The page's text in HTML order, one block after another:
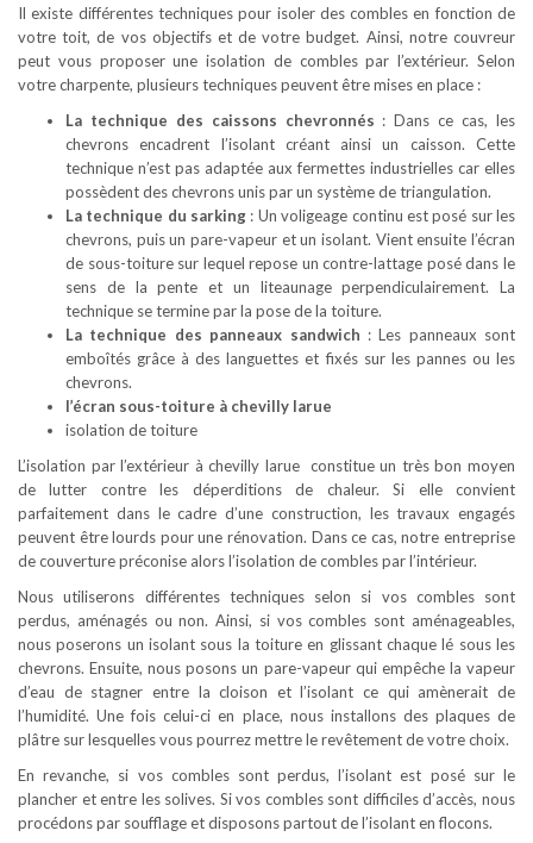
Il existe différentes techniques pour isoler des combles en fonction de
votre toit, de vos objectifs et de votre budget. Ainsi, notre couvreur
peut vous proposer une isolation de combles par l’extérieur. Selon
votre charpente, plusieurs techniques peuvent être mises en place :
La technique des caissons chevronnés : Dans ce cas, les
chevrons encadrent l’isolant créant ainsi un caisson. Cette
technique n’est pas adaptée aux fermettes industrielles car elles
possèdent des chevrons unis par un système de triangulation.
La technique du sarking : Un voligeage continu est posé sur les
chevrons, puis un pare-vapeur et un isolant. Vient ensuite l’écran
de sous-toiture sur lequel repose un contre-lattage posé dans le
sens de la pente et un liteaunage perpendiculairement. La
technique se termine par la pose de la toiture.
La technique des panneaux sandwich : Les panneaux sont
emboîtés grâce à des languettes et fixés sur les pannes ou les
chevrons.
l’écran sous-toiture à chevilly larue
isolation de toiture
L’isolation par l’extérieur à chevilly larue constitue un très bon moyen
de lutter contre les déperditions de chaleur. Si elle convient
parfaitement dans le cadre d’une construction, les travaux engagés
peuvent être lourds pour une rénovation. Dans ce cas, notre entreprise
de couverture préconise alors l’isolation de combles par l’intérieur.
Nous utiliserons différentes techniques selon si vos combles sont
perdus, aménagés ou non. Ainsi, si vos combles sont aménageables,
nous poserons un isolant sous la toiture en glissant chaque lé sous les
chevrons. Ensuite, nous posons un pare-vapeur qui empêche la vapeur
d’eau de stagner entre la cloison et l’isolant ce qui amènerait de
l’humidité. Une fois celui-ci en place, nous installons des plaques de
plâtre sur lesquelles vous pourrez mettre le revêtement de votre choix.
En revanche, si vos combles sont perdus, l’isolant est posé sur le
plancher et entre les solives. Si vos combles sont difficiles d’accès, nous
procédons par soufflage et disposons partout de l’isolant en flocons.